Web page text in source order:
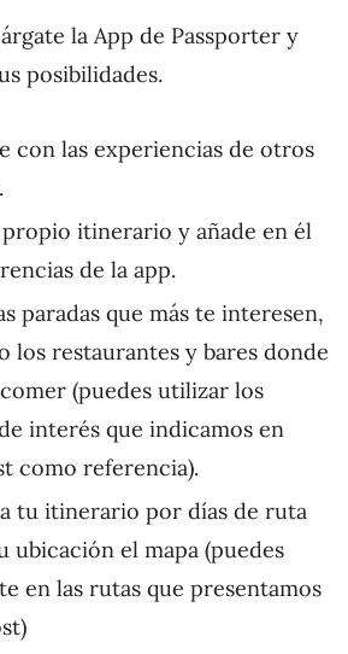
la App de Passporter y
posibilidades.
con las experiencias de otros
itinerario y añade en él
de la app.
paradas que más te interesen,
los restaurantes y bares donde
(puedes utilizar los
interés que indicamos en
como referencia).
tu itinerario por días de ruta
ubicación el mapa (puedes
en las rutas que presentamos